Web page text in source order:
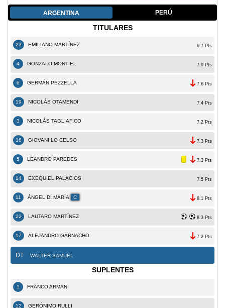
ARGENTINA PERÚ
TITULARES
23 EMILIANO MARTÍNEZ 6.7 Pts
4 GONZALO MONTIEL 7.9 Pts
6 GERMÁN PEZZELLA 7.6 Pts
19 NICOLÁS OTAMENDI 7.4 Pts
3 NICOLÁS TAGLIAFICO 7.2 Pts
16 GIOVANI LO CELSO 7.3 Pts
5 LEANDRO PAREDES 7.3 Pts
14 EXEQUIEL PALACIOS 7.5 Pts
11 ÁNGEL DI MARÍA C 8.1 Pts
22 LAUTARO MARTÍNEZ 8.3 Pts
17 ALEJANDRO GARNACHO 7.2 Pts
DT WALTER SAMUEL
SUPLENTES
1 FRANCO ARMANI
12 GERÓNIMO RULLI